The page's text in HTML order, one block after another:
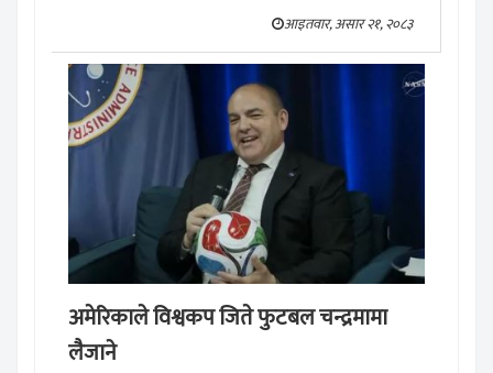
आइतवार, असार २१, २०८३
अमेरिकाले विश्वकप जिते फुटबल चन्द्रमामा
लैजाने